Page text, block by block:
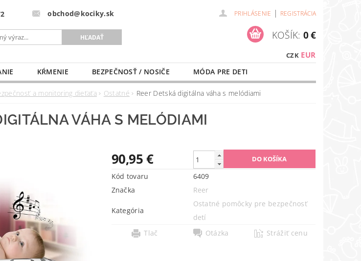
obchod@kociky.sk PRIHLÁSENIE | REGISTRÁCIA
CZK EUR
KOŠÍK: 0 €
KŔMENIE BEZPEČNOSŤ / NOSIČE
MÓDA PRE DETI
A VÝŽIVA PRE MAMIČKU NAŠE SLUŽBY
O NÁKUPE
a monitoring dieťaťa Ostatné Reer Detská digitálna váha s melódiami
VÁHA S MELÓDIAMI
90,95 €
Kód tovaru
6409
Značka
Reer
Kategória
Ostatné pomôcky pre bezpečnosť
detí
Tlač
Otázka Strážiť cenu